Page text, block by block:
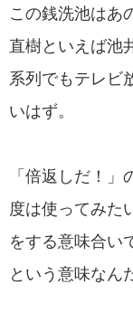
この銭洗池はあ
直樹といえば池
系列でもテレビ
いはず。
「倍返しだ！
度は使ってみた
をする意味合い
という意味なん